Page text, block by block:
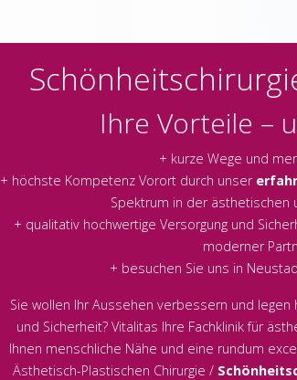
Ihre Vorteile –
+ kurze Wege und
+ höchste Kompetenz Vorort durch unser
Spektrum in der ästhetischen
+ qualitativ hochwertige Versorgung und
moderner
+ besuchen Sie uns in
Sie wollen Ihr Aussehen verbessern und
und Sicherheit? Vitalitas Ihre Fachklinik für
Ihnen menschliche Nähe und eine rundum
Ästhetisch-Plastischen Chirurgie /